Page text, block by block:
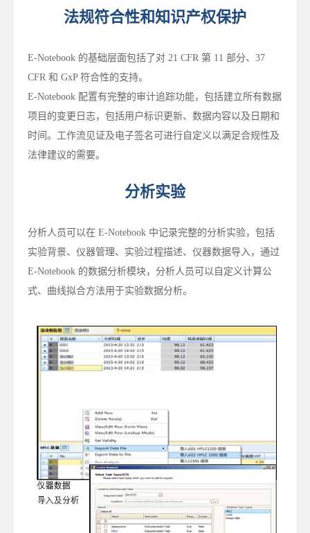
法规符合性和知识产权保护
E-Notebook 的基础层面包括了对 21 CFR 第 11 部分、37
CFR 和 GxP 符合性的支持。
E-Notebook 配置有完整的审计追踪功能，包括建立所有数据
项目的变更日志，包括用户标识更新、数据内容以及日期和
时间。工作流见证及电子签名可进行自定义以满足合规性及
法律建议的需要。
分析实验
分析人员可以在 E-Notebook 中记录完整的分析实验，包括
实验背景、仪器管理、实验过程描述、仪器数据导入，通过
E-Notebook 的数据分析模块，分析人员可以自定义计算公
式、曲线拟合方法用于实验数据分析。